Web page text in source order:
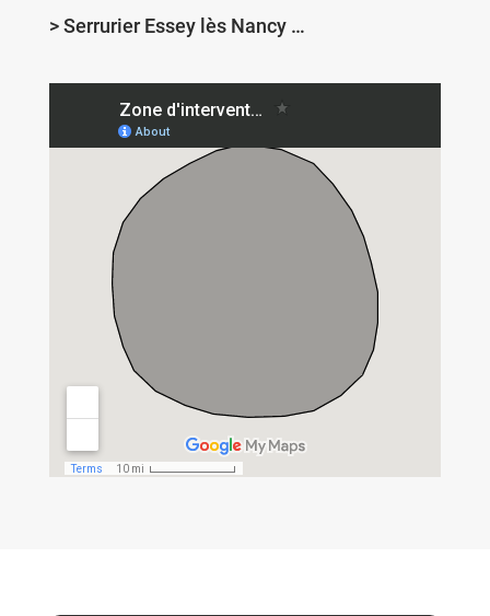
> Serrurier Essey lès Nancy …